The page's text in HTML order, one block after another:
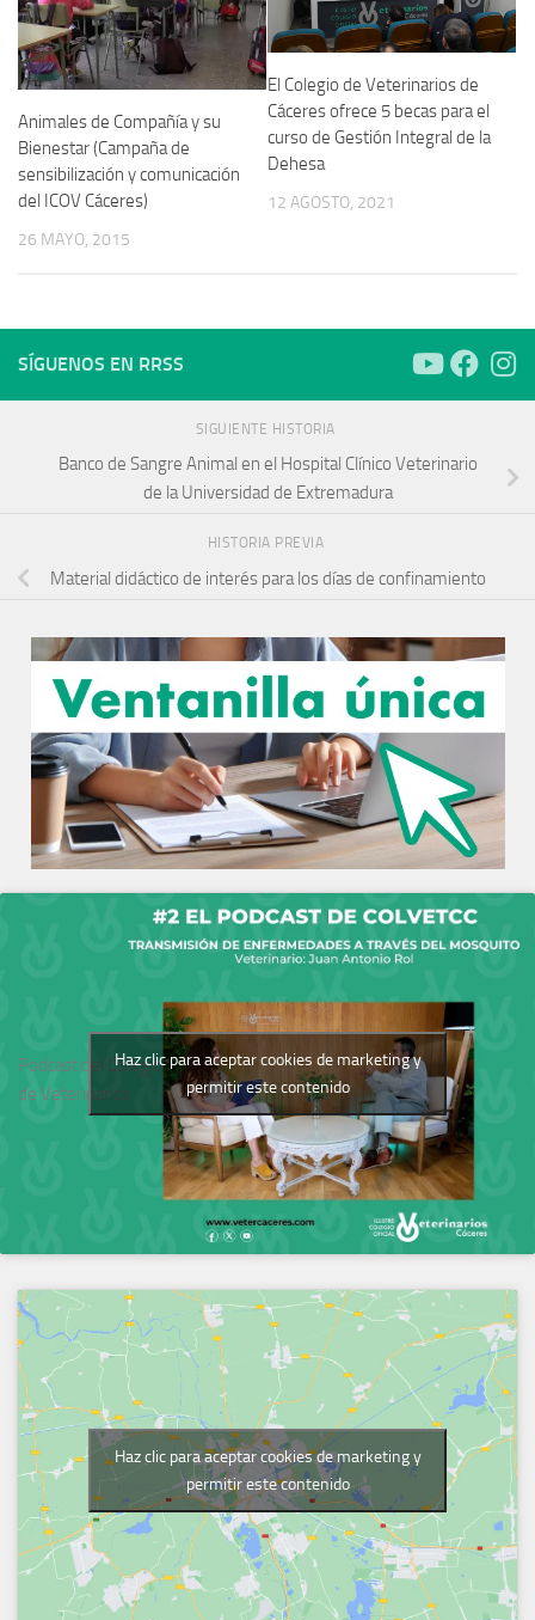
Animales de Compañía y su
Bienestar (Campaña de
sensibilización y comunicación
del ICOV Cáceres)
26 MAYO, 2015
El Colegio de Veterinarios de
Cáceres ofrece 5 becas para el
curso de Gestión Integral de la
Dehesa
12 AGOSTO, 2021
SÍGUENOS EN RRSS
SIGUIENTE HISTORIA
Banco de Sangre Animal en el Hospital Clínico Veterinario
de la Universidad de Extremadura
HISTORIA PREVIA
Material didáctico de interés para los días de confinamiento
Podcast del Colegio
de Veterinarios
Haz clic para aceptar cookies de marketing y
permitir este contenido
Haz clic para aceptar cookies de marketing y
permitir este contenido